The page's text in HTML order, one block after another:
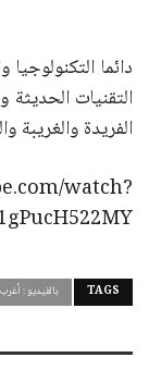
دائما
التقنيات الحديثة
الفريدة والغريبة
watch?
TAGS بالفيديو :